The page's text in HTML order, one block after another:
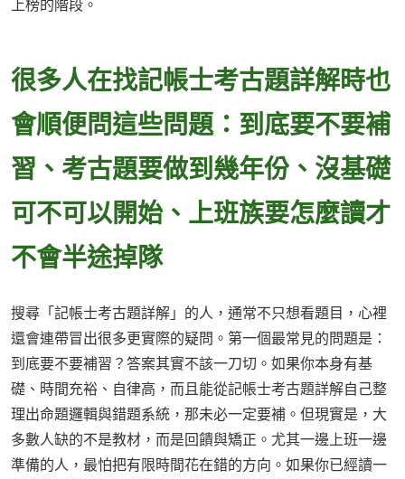
上榜的階段。
很多人在找記帳士考古題詳解時也
會順便問這些問題：到底要不要補
習、考古題要做到幾年份、沒基礎
可不可以開始、上班族要怎麼讀才
不會半途掉隊
搜尋「記帳士考古題詳解」的人，通常不只想看題目，心裡
還會連帶冒出很多更實際的疑問。第一個最常見的問題是：
到底要不要補習？答案其實不該一刀切。如果你本身有基
礎、時間充裕、自律高，而且能從記帳士考古題詳解自己整
理出命題邏輯與錯題系統，那未必一定要補。但現實是，大
多數人缺的不是教材，而是回饋與矯正。尤其一邊上班一邊
準備的人，最怕把有限時間花在錯的方向。如果你已經讀一